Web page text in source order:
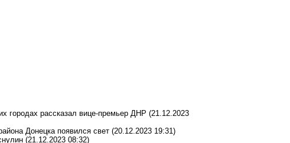
городах рассказал вице-премьер ДНР (21.12.2023
Донецка появился свет (20.12.2023 19:31)
(21.12.2023 08:32)